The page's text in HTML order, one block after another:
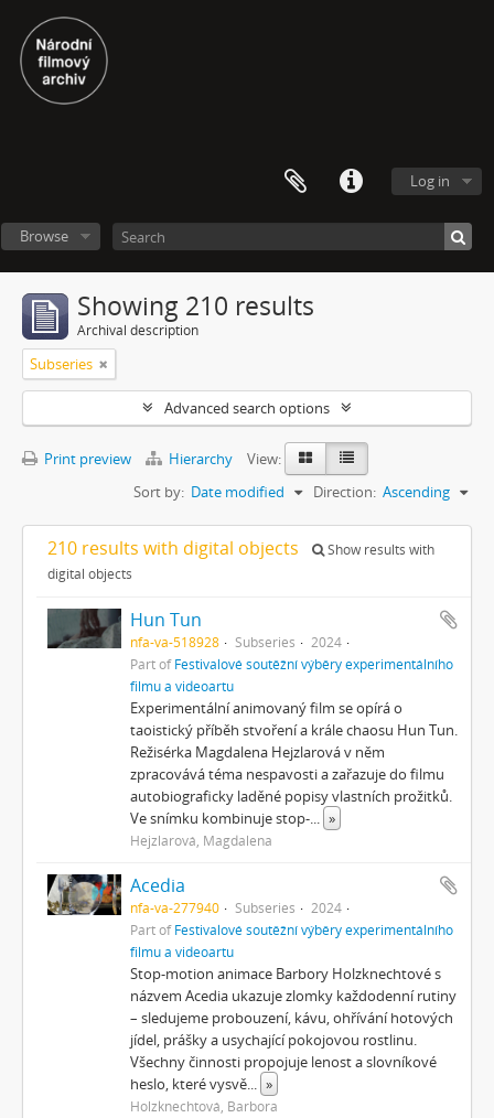
Log in
Browse
Showing 210 results
Archival description
Subseries
Advanced search options
Print preview Hierarchy
View:
Sort by: Date modified Direction: Ascending
210 results with digital objects
Show results with
digital objects
Hun Tun
nfa-va-518928 Subseries
2024
Part ofFestivalové soutěžní výběry experimentálního
filmu a videoartu
Experimentální animovaný film se opírá o
taoistický příběh stvoření a krále chaosu Hun Tun.
Režisérka Magdalena Hejzlarová v něm
zpracovává téma nespavosti a zařazuje do filmu
autobiograficky laděné popisy vlastních prožitků.
Ve snímku kombinuje stop-... »
Hejzlarová, Magdalena
Acedia
nfa-va-277940 Subseries
2024
Part ofFestivalové soutěžní výběry experimentálního
filmu a videoartu
Stop-motion animace Barbory Holzknechtové s
názvem Acedia ukazuje zlomky každodenní rutiny
– sledujeme probouzení, kávu, ohřívání hotových
jídel, prášky a usychající pokojovou rostlinu.
Všechny činnosti propojuje lenost a slovníkové
heslo, které vysvě... »
Holzknechtová, Barbora